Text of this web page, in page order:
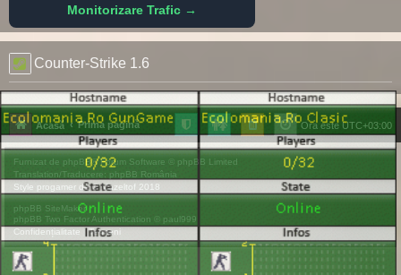
Monitorizare Trafic →
Counter-Strike 1.6
Acasă Prima pagină Ora este UTC+03:00
Furnizat de phpBB® Forum Software © phpBB Limited
Translation/Traducere: phpBB România
Style progamer de ©Mazeltof 2018
phpBB SiteMaker
phpBB Two Factor Authentication © paul999
Confidențialitate |Termeni